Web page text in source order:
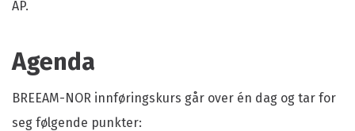
AP.
Agenda
BREEAM-NOR innføringskurs går over én dag og tar for
seg følgende punkter: